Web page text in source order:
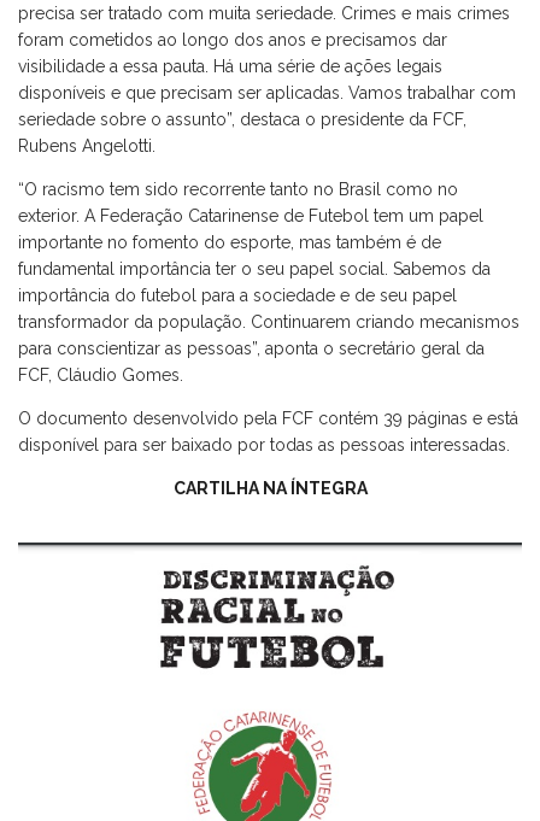
precisa ser tratado com muita seriedade. Crimes e mais crimes
foram cometidos ao longo dos anos e precisamos dar
visibilidade a essa pauta. Há uma série de ações legais
disponíveis e que precisam ser aplicadas. Vamos trabalhar com
seriedade sobre o assunto”, destaca o presidente da FCF,
Rubens Angelotti.
“O racismo tem sido recorrente tanto no Brasil como no
exterior. A Federação Catarinense de Futebol tem um papel
importante no fomento do esporte, mas também é de
fundamental importância ter o seu papel social. Sabemos da
importância do futebol para a sociedade e de seu papel
transformador da população. Continuarem criando mecanismos
para conscientizar as pessoas”, aponta o secretário geral da
FCF, Cláudio Gomes.
O documento desenvolvido pela FCF contém 39 páginas e está
disponível para ser baixado por todas as pessoas interessadas.
CARTILHA NA ÍNTEGRA